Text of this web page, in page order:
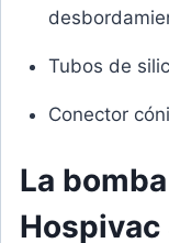
Tubos de
Conector
La